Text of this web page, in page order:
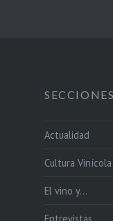
SECCIONES
Actualidad
Cultura Vinícola
El vino y…